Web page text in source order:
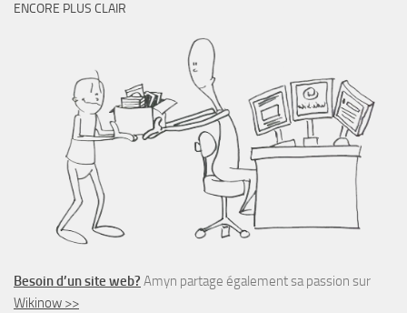
ENCORE PLUS CLAIR
Besoin d’un site web? Amyn partage également sa passion sur
Wikinow >>